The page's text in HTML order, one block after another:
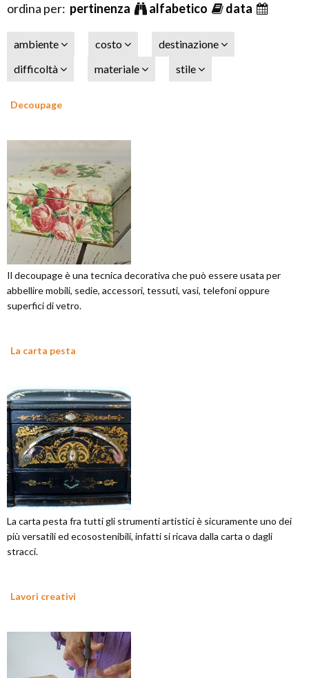
ordina per: pertinenza alfabetico data
ambiente costo
destinazione
difficoltà
materiale stile
Decoupage
Il decoupage è una tecnica decorativa che può essere usata per
abbellire mobili, sedie, accessori, tessuti, vasi, telefoni oppure
superfici di vetro.
La carta pesta
La carta pesta fra tutti gli strumenti artistici è sicuramente uno dei
più versatili ed ecosostenibili, infatti si ricava dalla carta o dagli
stracci.
Lavori creativi